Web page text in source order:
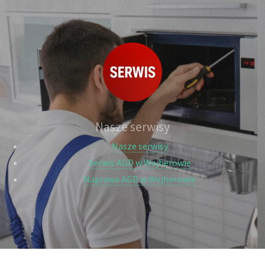
Nasze serwisy
Nasze serwisy
Serwis AGD w Wejherowie
Naprawa AGD w Wejherowie